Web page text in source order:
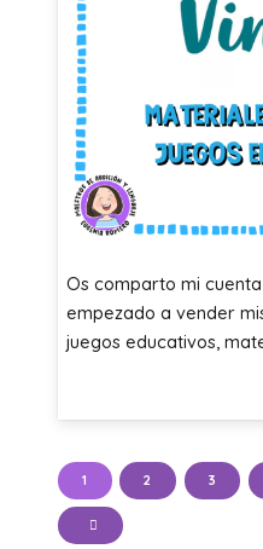
Os comparto mi
empezado a vender
juegos educativos,
1 2 3